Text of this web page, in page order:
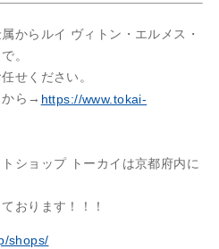
からルイ ヴィトン・エルメス・
。
せください。
から→ https://www.tokai-
ショップ トーカイは京都府内に
おります！！！
shops/